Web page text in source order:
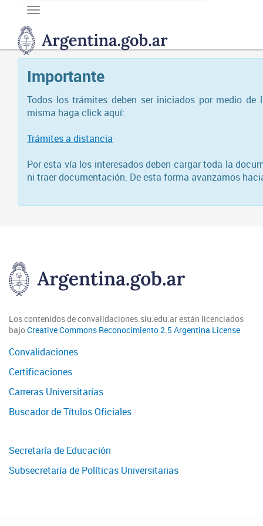
DNGU
Dirección
Nacional
de
Gestión
Importante
Todos los trámites deben ser iniciados por medio
misma haga click aquí:
Trámites a distancia
Por esta vía los interesados deben cargar toda la
ni traer documentación. De esta forma avanzamos
Los contenidos de convalidaciones.siu.edu.ar están licenciados
bajoCreative Commons Reconocimiento 2.5 Argentina License
Convalidaciones
Certificaciones
Carreras Universitarias
Buscador de Títulos Oficiales
Secretaría de Educación
Subsecretaría de Políticas Universitarias